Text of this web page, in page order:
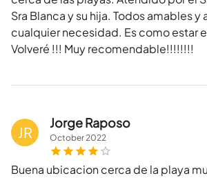
Sra Blanca y su hija. Todos amables y
cualquier necesidad. Es como estar
Volveré !!! Muy recomendable!!!!!!!!
JR
Jorge Raposo
October2022
Buena ubicacion cerca de la playa